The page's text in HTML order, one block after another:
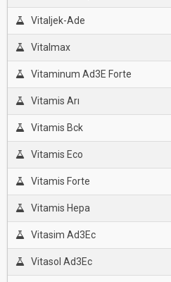
Vitaljek-Ade
Vitalmax
Vitaminum Ad3E Forte
Vitamis Arı
Vitamis Bck
Vitamis Eco
Vitamis Forte
Vitamis Hepa
Vitasim Ad3Ec
Vitasol Ad3Ec